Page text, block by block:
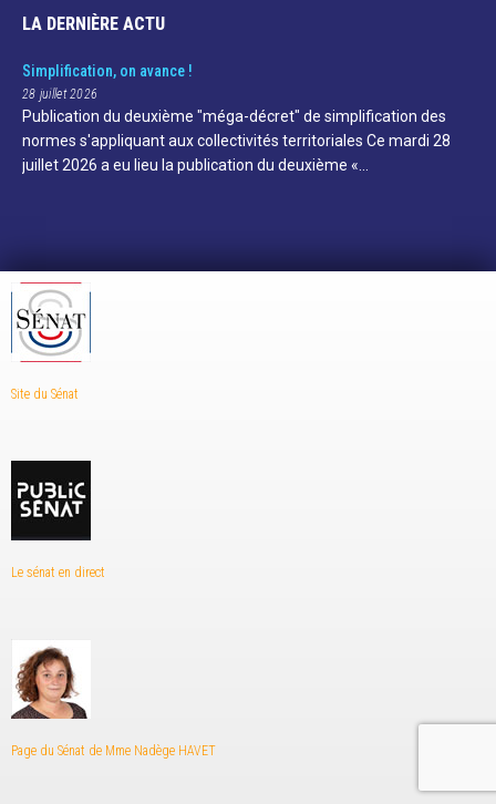
LA DERNIÈRE ACTU
Simplification, on avance !
28 juillet 2026
Publication du deuxième "méga-décret" de simplification des
normes s'appliquant aux collectivités territoriales Ce mardi 28
juillet 2026 a eu lieu la publication du deuxième «…
Site du Sénat
Le sénat en direct
Page du Sénat de Mme Nadège HAVET